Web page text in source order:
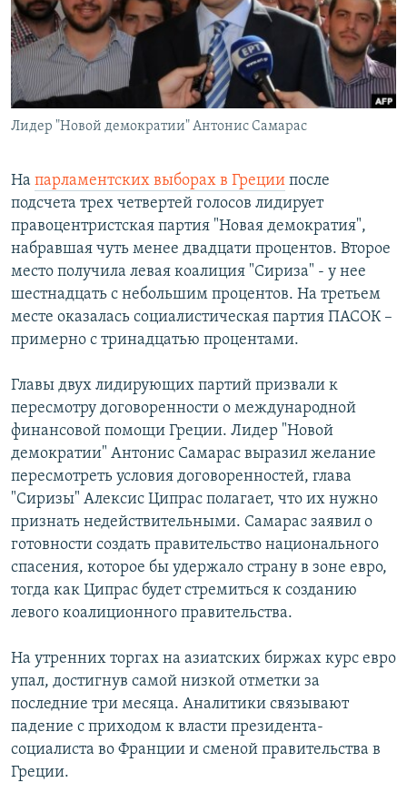
Лидер "Новой демократии" Антонис Самарас
На парламентских выборах в Греции после
подсчета трех четвертей голосов лидирует
правоцентристская партия "Новая демократия",
набравшая чуть менее двадцати процентов. Второе
место получила левая коалиция "Сириза" - у нее
шестнадцать с небольшим процентов. На третьем
месте оказалась социалистическая партия ПАСОК –
примерно с тринадцатью процентами.
Главы двух лидирующих партий призвали к
пересмотру договоренности о международной
финансовой помощи Греции. Лидер "Новой
демократии" Антонис Самарас выразил желание
пересмотреть условия договоренностей, глава
"Сиризы" Алексис Ципрас полагает, что их нужно
признать недействительными. Самарас заявил о
готовности создать правительство национального
спасения, которое бы удержало страну в зоне евро,
тогда как Ципрас будет стремиться к созданию
левого коалиционного правительства.
На утренних торгах на азиатских биржах курс евро
упал, достигнув самой низкой отметки за
последние три месяца. Аналитики связывают
падение с приходом к власти президента-
социалиста во Франции и сменой правительства в
Греции.